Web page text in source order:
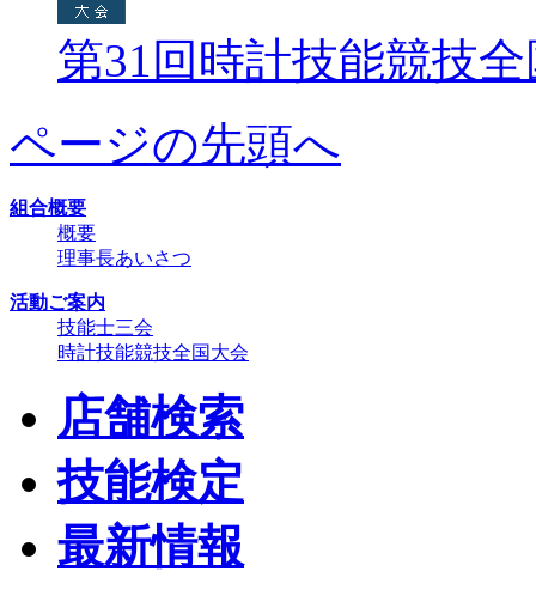
第31回時計技能競技
ページの先頭へ
組合概要
概要
理事長あいさつ
活動ご案内
技能士三会
時計技能競技全国大会
店舗検索
技能検定
最新情報